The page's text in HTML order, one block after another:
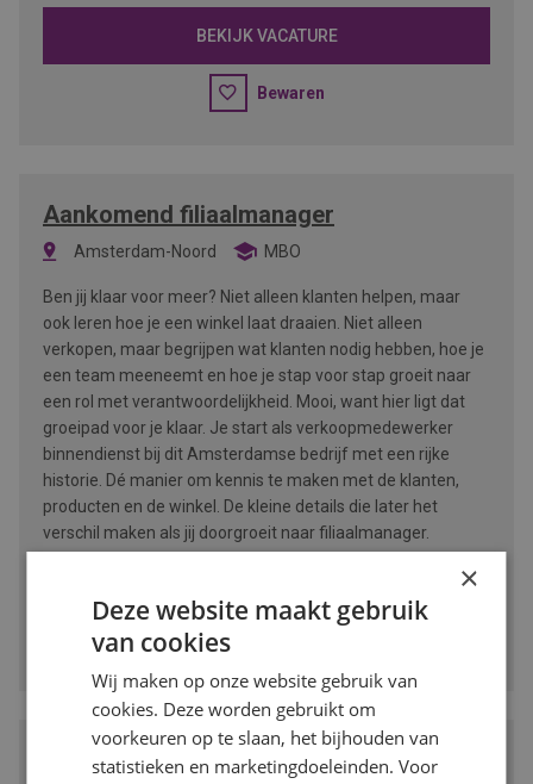
BEKIJK VACATURE
Bewaren
Aankomend filiaalmanager
Amsterdam-Noord MBO
Ben jij klaar voor meer? Niet alleen klanten helpen, maar
ook leren hoe je een winkel laat draaien. Niet alleen
verkopen, maar begrijpen wat klanten nodig hebben, hoe je
een team meeneemt en hoe je stap voor stap groeit naar
een rol met verantwoordelijkheid. Mooi, want hier ligt dat
groeipad voor je klaar. Je start als verkoopmedewerker
binnendienst bij dit Amsterdamse bedrijf met een rijke
historie. Dé manier om kennis te maken met de klanten,
producten en de winkel. De kleine details die later het
verschil maken als jij doorgroeit naar filiaalmanager.
Accountmanager Recruitment bij
×
Deze website maakt gebruik
van cookies
Wij maken op onze website gebruik van
cookies. Deze worden gebruikt om
voorkeuren op te slaan, het bijhouden van
statistieken en marketingdoeleinden. Voor